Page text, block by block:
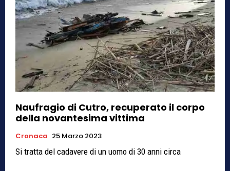
Naufragio di Cutro, recuperato il corpo
della novantesima vittima
Cronaca 25 Marzo 2023
Si tratta del cadavere di un uomo di 30 anni circa